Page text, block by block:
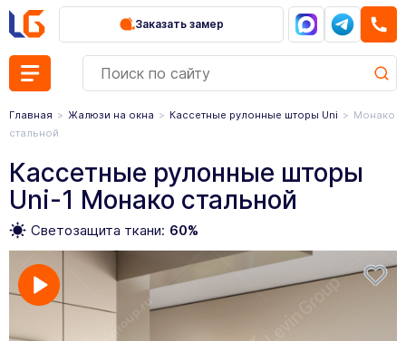
Заказать замер
Главная Жалюзи на окна Кассетные рулонные шторы Uni
Монако
стальной
Кассетные рулонные шторы
Uni-1 Монако стальной
Светозащита ткани: 60%